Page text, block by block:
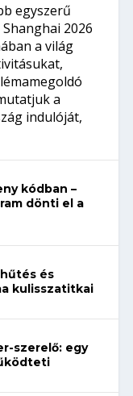
egyszerű
2026
a világ
a
indulóját,
kódban –
dönti el a
és
kulisszatitkai
szerelő: egy